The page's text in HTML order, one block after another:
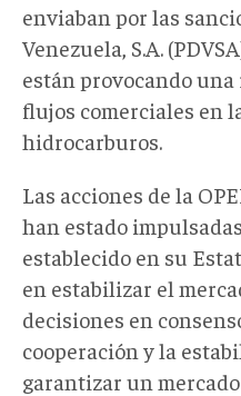
enviaban por las
Venezuela, S.A.
están provocando
flujos comerciales en
hidrocarburos.
Las acciones de la
han estado impulsadas
establecido en su
en estabilizar el
decisiones en
cooperación y la
garantizar un